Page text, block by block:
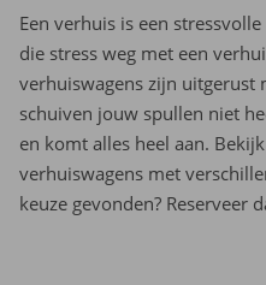
Een verhuis is een
die stress weg met een
verhuiswagens zijn uitgerust
schuiven jouw spullen niet
en komt alles heel aan.
verhuiswagens met
keuze gevonden? Reserveer